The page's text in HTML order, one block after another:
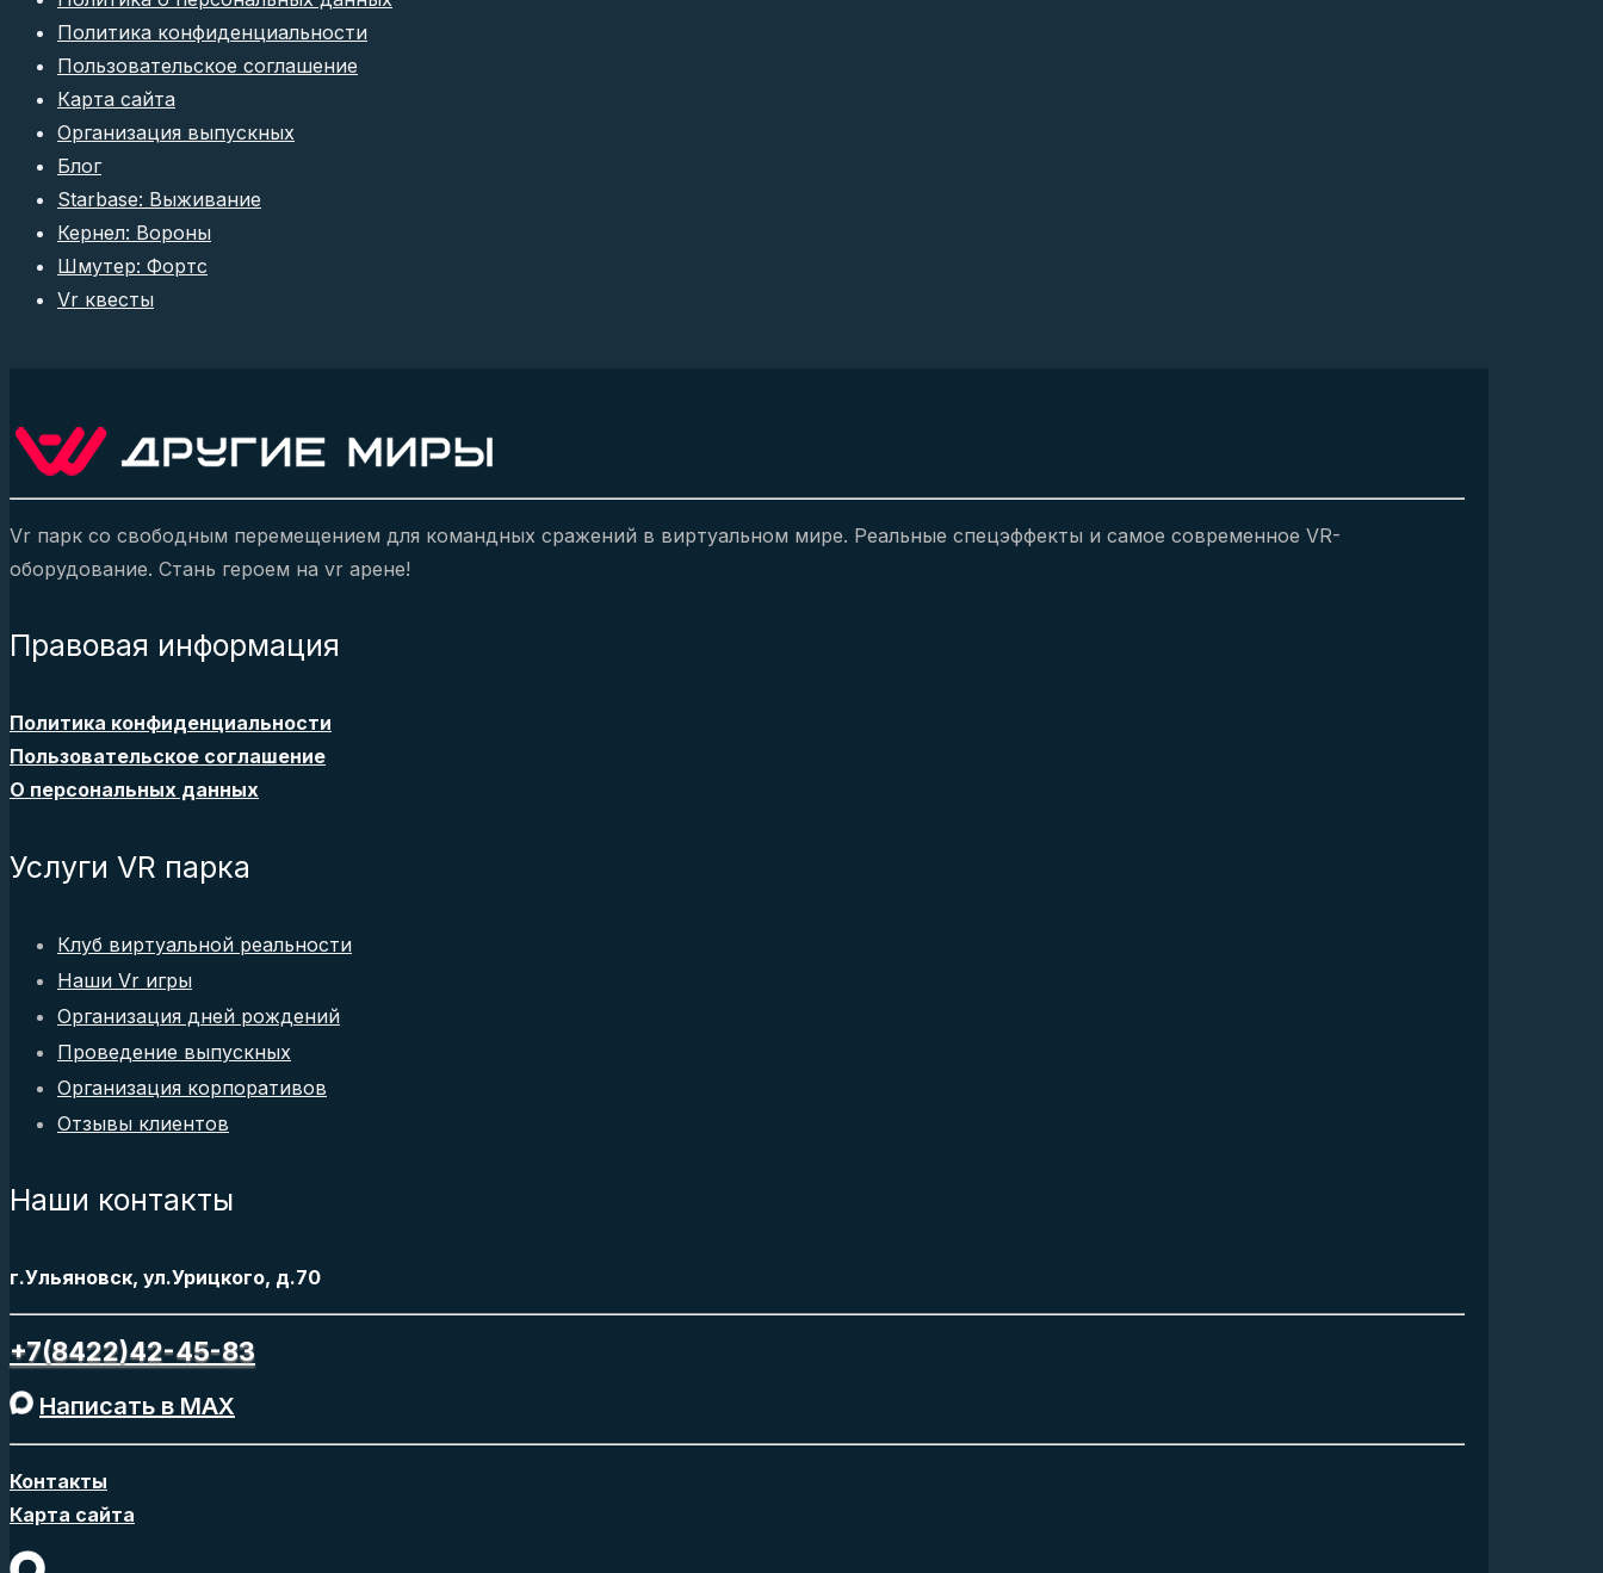
Политика конфиденциальности
Пользовательское соглашение
Карта сайта
Организация выпускных
Блог
Starbase: Выживание
Кернел: Вороны
Шмутер: Фортс
Vr квесты
Vr парк со свободным перемещением для командных сражений в виртуальном мире. Реальные спецэффекты и самое современное VR-
оборудование. Стань героем на vr арене!
Правовая информация
Политика конфиденциальности
Пользовательское соглашение
О персональных данных
Услуги VR парка
Клуб виртуальной реальности
Наши Vr игры
Организация дней рождений
Проведение выпускных
Организация корпоративов
Отзывы клиентов
Наши контакты
г.Ульяновск, ул.Урицкого, д.70
+7(8422)42-45-83
Написать в MAX
Контакты
Карта сайта